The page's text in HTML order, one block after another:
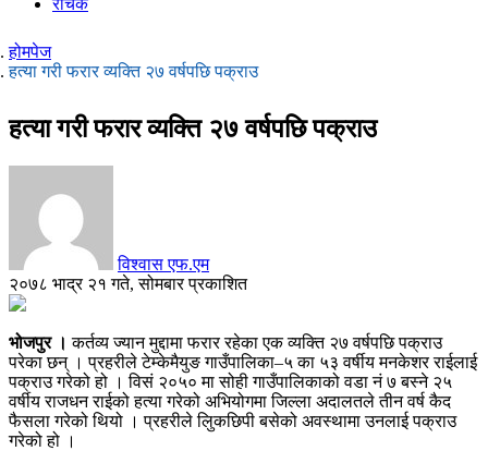
रोचक
होमपेज
हत्या गरी फरार व्यक्ति २७ वर्षपछि पक्राउ
हत्या गरी फरार व्यक्ति २७ वर्षपछि पक्राउ
विश्वास एफ.एम
२०७८ भाद्र २१ गते, सोमबार प्रकाशित
भोजपुर । कर्तव्य ज्यान मुद्दामा फरार रहेका एक व्यक्ति २७ वर्षपछि पक्राउ
परेका छन् । प्रहरीले टेम्केमैयुङ गाउँपालिका–५ का ५३ वर्षीय मनकेशर राईलाई
पक्राउ गरेको हो । विसं २०५० मा सोही गाउँपालिकाको वडा नं ७ बस्ने २५
वर्षीय राजधन राईको हत्या गरेको अभियोगमा जिल्ला अदालतले तीन वर्ष कैद
फैसला गरेको थियो । प्रहरीले लुिकछिपी बसेको अवस्थामा उनलाई पक्राउ
गरेको हो ।